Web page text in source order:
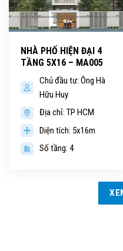
NHÀ PHỐ HIỆN ĐẠI 4
TẦNG 5X16 – MA005
Chủ đầu tư: Ông Hà
Hữu Huy
Địa chỉ: TP HCM
Diện tích: 5x16m
Số tầng: 4